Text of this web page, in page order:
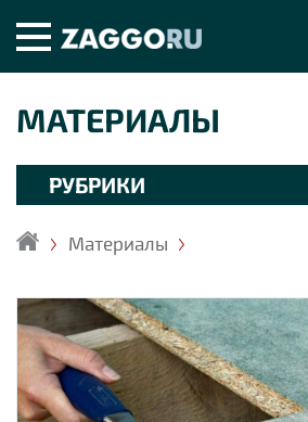
МАТЕРИАЛЫ
РУБРИКИ
Материалы